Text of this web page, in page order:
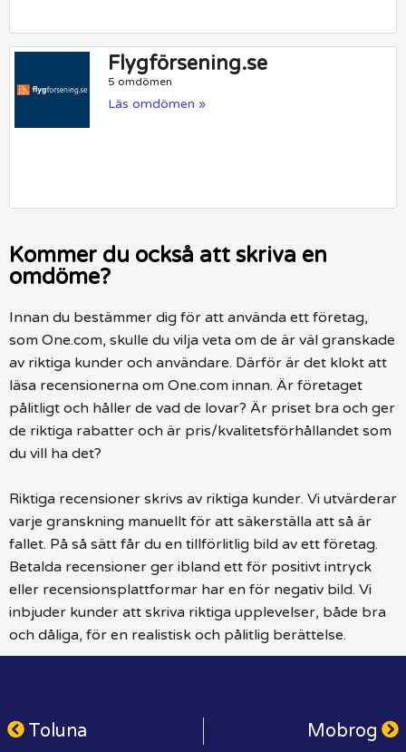
Flygförsening.se
5 omdömen
Läs omdömen »
Kommer du också att skriva en
omdöme?
Innan du bestämmer dig för att använda ett företag,
som One.com, skulle du vilja veta om de är väl granskade
av riktiga kunder och användare. Därför är det klokt att
läsa recensionerna om One.com innan. Är företaget
pålitligt och håller de vad de lovar? Är priset bra och ger
de riktiga rabatter och är pris/kvalitetsförhållandet som
du vill ha det?
Riktiga recensioner skrivs av riktiga kunder. Vi utvärderar
varje granskning manuellt för att säkerställa att så är
fallet. På så sätt får du en tillförlitlig bild av ett företag.
Betalda recensioner ger ibland ett för positivt intryck
eller recensionsplattformar har en för negativ bild. Vi
inbjuder kunder att skriva riktiga upplevelser, både bra
och dåliga, för en realistisk och pålitlig berättelse.
Toluna Mobrog